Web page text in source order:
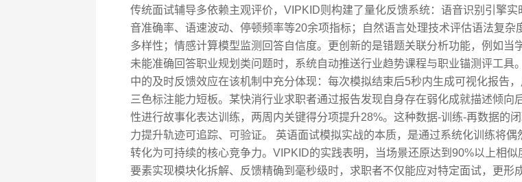
传统面试辅导多依赖主观评价，VIPKID则构建了量化反馈系统：语音识别引擎实
音准确率、语速波动、停顿频率等20余项指标；自然语言处理技术评估语法复杂
多样性；情感计算模型监测回答自信度。更创新的是错题关联分析功能，例如当
未能准确回答职业规划类问题时，系统自动推送行业趋势课程与职业锚测评工具
中的及时反馈效应在该机制中充分体现：每次模拟结束后5秒内生成可视化报告
三色标注能力短板。某快消行业求职者通过报告发现自身存在弱化成就描述倾向
性进行故事化表达训练，两周内关键得分项提升28%。这种数据-训练-再数据的
力提升轨迹可追踪、可验证。 英语面试模拟实战的本质，是通过系统化训练将偶
转化为可持续的核心竞争力。VIPKID的实践表明，当场景还原达到90%以上相似
要素实现模块化拆解、反馈精确到毫秒级时，求职者不仅能应对特定面试，更形